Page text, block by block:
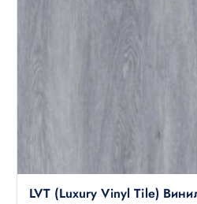
LVT (luxury Vinyl Tile)